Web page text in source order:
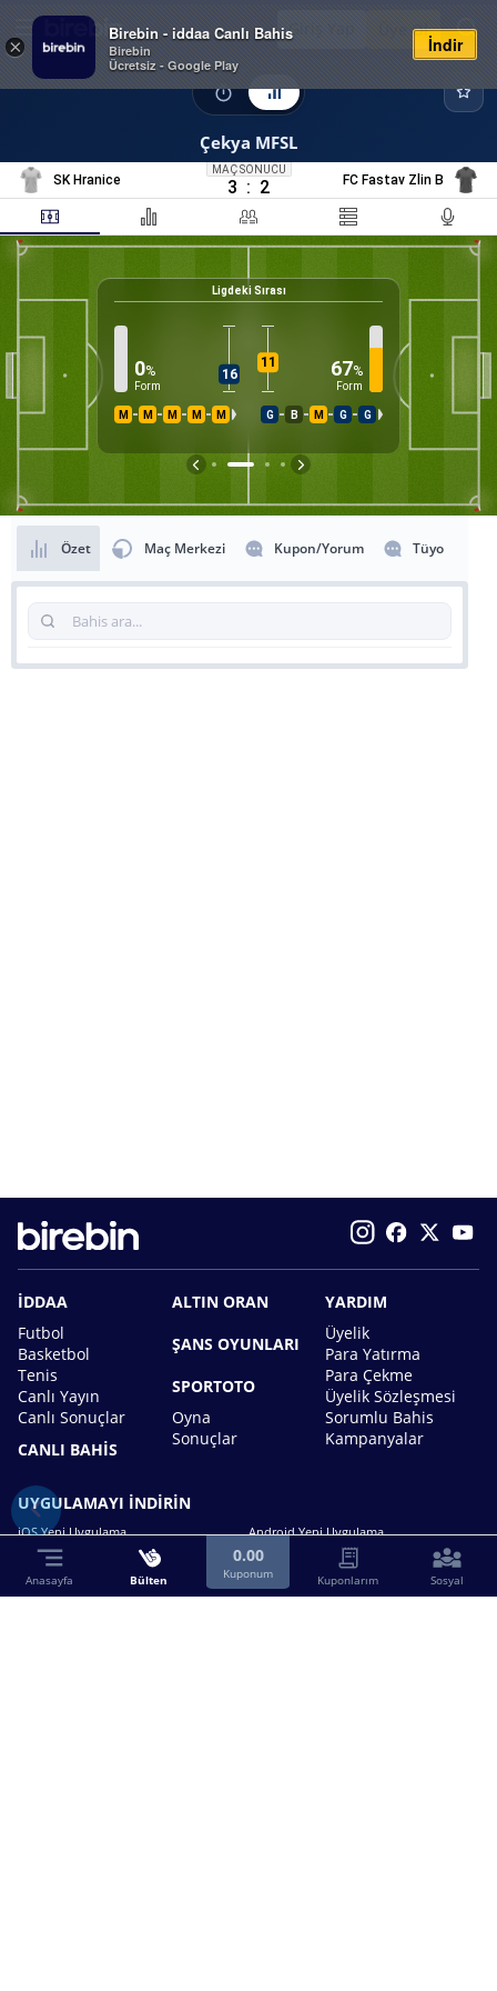
×
Birebin - iddaa Canlı Bahis
Birebin
Ücretsiz - Google Play
İndir
Giriş Yap Üye Ol
Çekya MFSL
SK Hranice
MAÇ SONUCU
3 : 2 FC Fastav Zlin B
Ligdeki Sırası
0%
Form
16
11 67%
Form
M M M M M G B M G G
Özet Maç Merkezi Kupon/Yorum Tüyo
İDDAA
Futbol
Basketbol
Tenis
Canlı Yayın
Canlı Sonuçlar
CANLI BAHİS
ALTIN ORAN
ŞANS OYUNLARI
SPORTOTO
Oyna
Sonuçlar
YARDIM
Üyelik
Para Yatırma
Para Çekme
Üyelik Sözleşmesi
Sorumlu Bahis
Kampanyalar
UYGULAMAYI İNDİRİN
iOS Yeni Uygulama Android Yeni Uygulama
Anasayfa Bülten
0.00
Kuponum Kuponlarım Sosyal